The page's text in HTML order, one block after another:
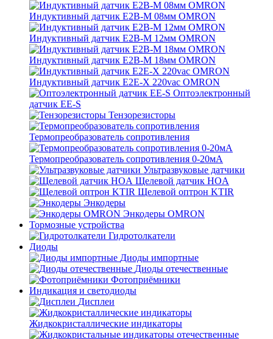
Индуктивный датчик E2B-M 08мм OMRON
Индуктивный датчик E2B-M 12мм OMRON
Индуктивный датчик E2B-M 18мм OMRON
Индуктивный датчик E2E-X 220vac OMRON
Оптоэлектронный
датчик EE-S
Тензорезисторы
Термопреобразователь сопротивления
Термопреобразователь сопротивления 0-20мА
Ультразвуковые датчики
Щелевой датчик HOA
Щелевой оптрон KTIR
Энкодеры
Энкодеры OMRON
Тормозные устройства
Гидротолкатели
Диоды
Диоды импортные
Диоды отечественные
Фотоприёмники
Индикация и светодиоды
Дисплеи
Жидкокристаллические индикаторы